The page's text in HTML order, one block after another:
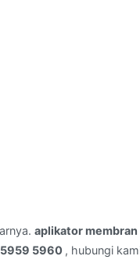
aplikator membran
5959 5960 , hubungi